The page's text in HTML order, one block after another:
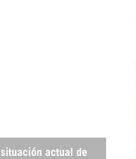
situación actual de